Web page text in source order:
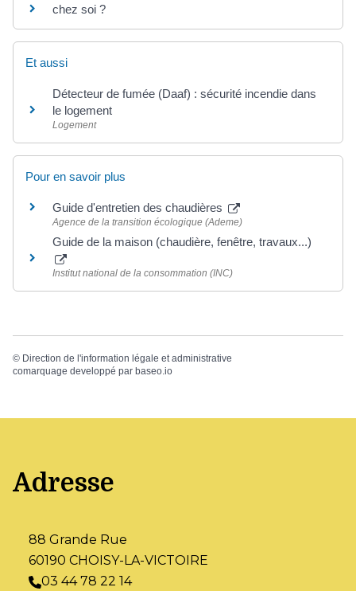
chez soi ?
Et aussi
Détecteur de fumée (Daaf) : sécurité incendie dans
le logement
Logement
Pour en savoir plus
Guide d'entretien des chaudières
Agence de la transition écologique (Ademe)
Guide de la maison (chaudière, fenêtre, travaux...)
Institut national de la consommation (INC)
© Direction de l'information légale et administrative
comarquage developpé par baseo.io
Adresse
88 Grande Rue
60190 CHOISY-LA-VICTOIRE
03 44 78 22 14